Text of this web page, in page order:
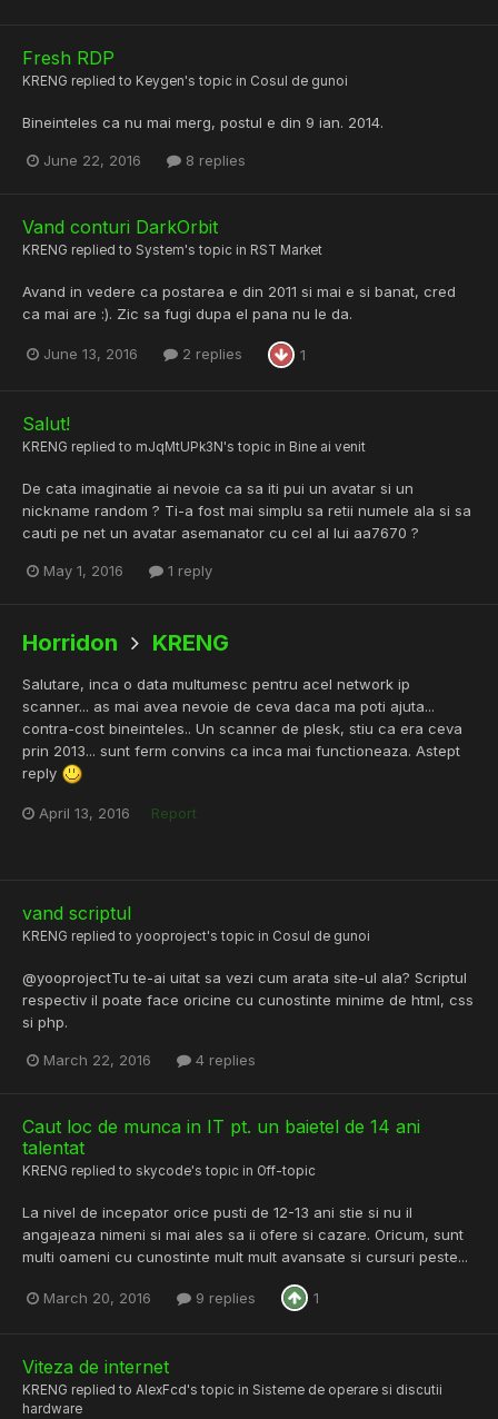
Fresh RDP
KRENG replied to Keygen's topic in Cosul de gunoi
Bineinteles ca nu mai merg, postul e din 9 ian. 2014.
June 22, 2016 8 replies
Vand conturi DarkOrbit
KRENG replied to System's topic in RST Market
Avand in vedere ca postarea e din 2011 si mai e si banat, cred
ca mai are :). Zic sa fugi dupa el pana nu le da.
June 13, 2016 2 replies 1
Salut!
KRENG replied to mJqMtUPk3N 's topic in Bine ai venit
De cata imaginatie ai nevoie ca sa iti pui un avatar si un
nickname random ? Ti-a fost mai simplu sa retii numele ala si sa
cauti pe net un avatar asemanator cu cel al lui aa7670 ?
May 1, 2016 1 reply
Horridon KRENG
Salutare, inca o data multumesc pentru acel network ip
scanner... as mai avea nevoie de ceva daca ma poti ajuta...
contra-cost bineinteles.. Un scanner de plesk, stiu ca era ceva
prin 2013... sunt ferm convins ca inca mai functioneaza. Astept
reply
April 13, 2016 Report
vand scriptul
KRENG replied to yooproject's topic in Cosul de gunoi
@yooprojectTu te-ai uitat sa vezi cum arata site-ul ala? Scriptul
respectiv il poate face oricine cu cunostinte minime de html, css
si php.
March 22, 2016 4 replies
Caut loc de munca in IT pt. un baietel de 14 ani
talentat
KRENG replied to skycode's topic in Off-topic
La nivel de incepator orice pusti de 12-13 ani stie si nu il
angajeaza nimeni si mai ales sa ii ofere si cazare. Oricum, sunt
multi oameni cu cunostinte mult mult avansate si cursuri peste...
March 20, 2016 9 replies 1
Viteza de internet
KRENG replied to AlexFcd 's topic in Sisteme de operare si discutii
hardware